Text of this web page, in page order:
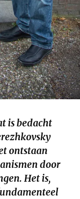
mei juni juli
november
mei juni juli
november
mei juni juli
november
is bedacht
ontstaan
door
Het is,